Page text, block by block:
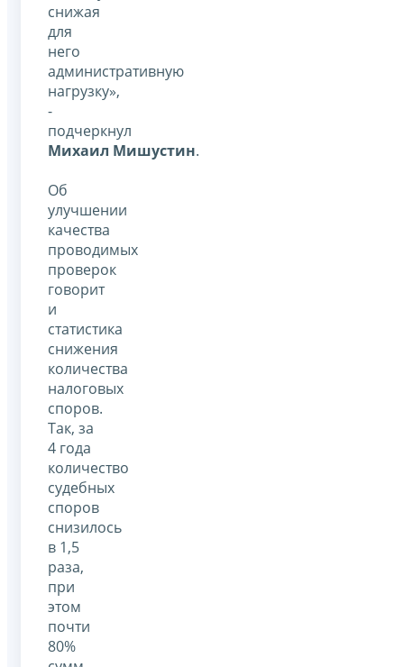
снижая
для
него
административную
нагрузку»,
-
подчеркнул
Михаил Мишустин.
Об
улучшении
качества
проводимых
проверок
говорит
и
статистика
снижения
количества
налоговых
споров.
Так, за
4 года
количество
судебных
споров
снизилось
в 1,5
раза,
при
этом
почти
80%